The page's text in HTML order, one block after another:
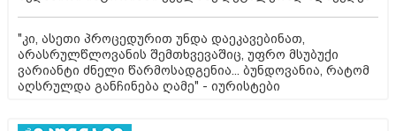
"კი, ასეთი პროცედურით უნდა დაეკავებინათ,
არასრულწლოვანის შემთხვევაშიც, უფრო მსუბუქი
ვარიანტი ძნელი წარმოსადგენია... ბუნდოვანია, რატომ
აღსრულდა განჩინება ღამე" - იურისტები